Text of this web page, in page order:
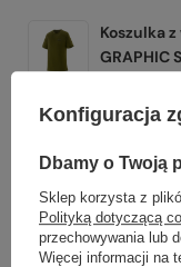
Koszulka z
GRAPHIC
Gwarancja
Konfiguracja
Dbamy o Twoją
Sklep korzysta z
Polityką dotyczącą
przechowywania lub
Więcej informacji na